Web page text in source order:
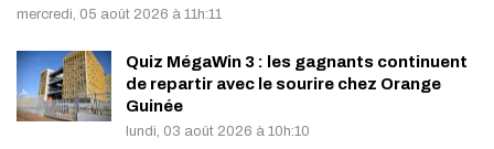
mercredi, 05 août 2026 à 11h:11
Quiz MégaWin 3 : les gagnants continuent
de repartir avec le sourire chez Orange
Guinée
lundi, 03 août 2026 à 10h:10